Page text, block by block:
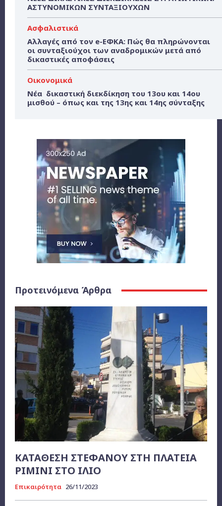
ΑΣΤΥΝΟΜΙΚΩΝ ΣΥΝΤΑΞΙΟΥΧΩΝ
Ασφαλιστικά
Αλλαγές από τον e-ΕΦΚΑ: Πώς θα πληρώνονται
οι συνταξιούχοι των αναδρομικών μετά από
δικαστικές αποφάσεις
Οικονομικά
Νέα δικαστική διεκδίκηση του 13ου και 14ου
μισθού – όπως και της 13ης και 14ης σύνταξης
Προτεινόμενα Άρθρα
ΚΑΤΑΘΕΣΗ ΣΤΕΦΑΝΟΥ ΣΤΗ ΠΛΑΤΕΙΑ
ΡΙΜΙΝΙ ΣΤΟ ΙΛΙΟ
Επικαιρότητα 26/11/2023